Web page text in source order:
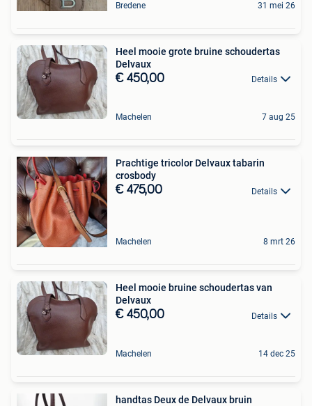
Bredene 31 mei 26
Heel mooie grote bruine schoudertas
Delvaux
€ 450,00 Details
Machelen 7 aug 25
Prachtige tricolor Delvaux tabarin
crosbody
€ 475,00 Details
Machelen 8 mrt 26
Heel mooie bruine schoudertas van
Delvaux
€ 450,00 Details
Machelen 14 dec 25
handtas Deux de Delvaux bruin